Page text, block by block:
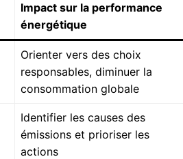
Impact sur la performance
énergétique
Orienter vers des choix
responsables, diminuer la
consommation globale
Identifier les causes des
émissions et prioriser les
actions